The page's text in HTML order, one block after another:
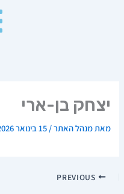
יצחק בן-ארי
מאתמנהל האתר/15 בינואר 2026